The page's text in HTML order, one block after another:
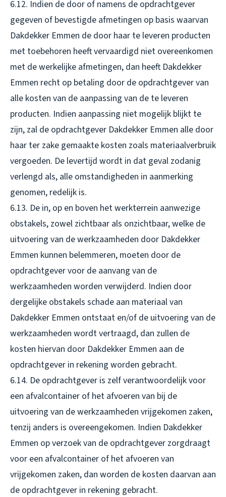
6.12. Indien de door of namens de opdrachtgever
gegeven of bevestigde afmetingen op basis waarvan
Dakdekker Emmen de door haar te leveren producten
met toebehoren heeft vervaardigd niet overeenkomen
met de werkelijke afmetingen, dan heeft Dakdekker
Emmen recht op betaling door de opdrachtgever van
alle kosten van de aanpassing van de te leveren
producten. Indien aanpassing niet mogelijk blijkt te
zijn, zal de opdrachtgever Dakdekker Emmen alle door
haar ter zake gemaakte kosten zoals materiaalverbruik
vergoeden. De levertijd wordt in dat geval zodanig
verlengd als, alle omstandigheden in aanmerking
genomen, redelijk is.
6.13. De in, op en boven het werkterrein aanwezige
obstakels, zowel zichtbaar als onzichtbaar, welke de
uitvoering van de werkzaamheden door Dakdekker
Emmen kunnen belemmeren, moeten door de
opdrachtgever voor de aanvang van de
werkzaamheden worden verwijderd. Indien door
dergelijke obstakels schade aan materiaal van
Dakdekker Emmen ontstaat en/of de uitvoering van de
werkzaamheden wordt vertraagd, dan zullen de
kosten hiervan door Dakdekker Emmen aan de
opdrachtgever in rekening worden gebracht.
6.14. De opdrachtgever is zelf verantwoordelijk voor
een afvalcontainer of het afvoeren van bij de
uitvoering van de werkzaamheden vrijgekomen zaken,
tenzij anders is overeengekomen. Indien Dakdekker
Emmen op verzoek van de opdrachtgever zorgdraagt
voor een afvalcontainer of het afvoeren van
vrijgekomen zaken, dan worden de kosten daarvan aan
de opdrachtgever in rekening gebracht.